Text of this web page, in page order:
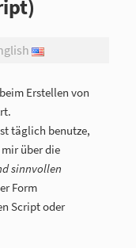
Erstellen von
täglich benutze,
über die
sinnvollen
Form
Script oder